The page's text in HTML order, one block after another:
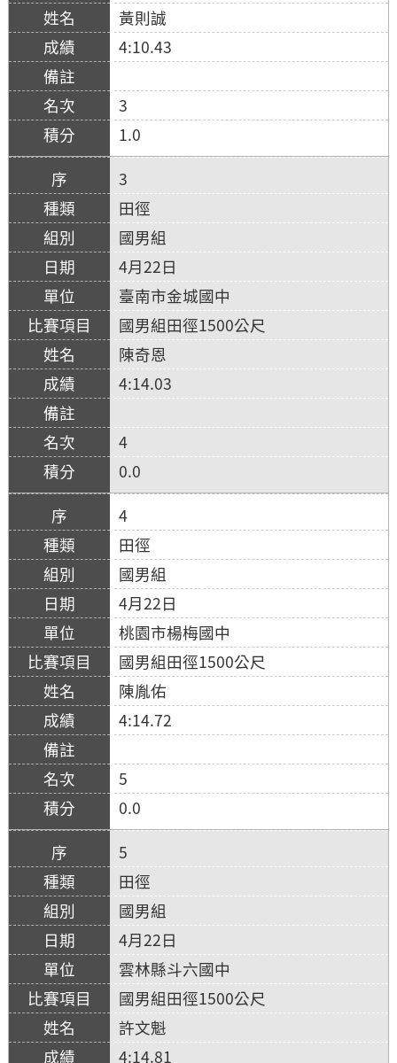
黃則誠
4:10.43
3
1.0
3
田徑
國男組
4月22日
臺南市金城國中
國男組田徑1500公尺
陳奇恩
4:14.03
4
0.0
4
田徑
國男組
4月22日
桃園市楊梅國中
國男組田徑1500公尺
陳胤佑
4:14.72
5
0.0
5
田徑
國男組
4月22日
雲林縣斗六國中
國男組田徑1500公尺
許文魁
4:14.81